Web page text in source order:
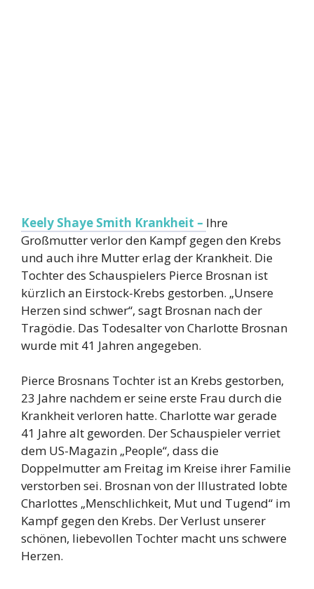
Keely Shaye Smith Krankheit – Ihre
Großmutter verlor den Kampf gegen den Krebs
und auch ihre Mutter erlag der Krankheit. Die
Tochter des Schauspielers Pierce Brosnan ist
kürzlich an Eirstock-Krebs gestorben. „Unsere
Herzen sind schwer“, sagt Brosnan nach der
Tragödie. Das Todesalter von Charlotte Brosnan
wurde mit 41 Jahren angegeben.
Pierce Brosnans Tochter ist an Krebs gestorben,
23 Jahre nachdem er seine erste Frau durch die
Krankheit verloren hatte. Charlotte war gerade
41 Jahre alt geworden. Der Schauspieler verriet
dem US-Magazin „People“, dass die
Doppelmutter am Freitag im Kreise ihrer Familie
verstorben sei. Brosnan von der Illustrated lobte
Charlottes „Menschlichkeit, Mut und Tugend“ im
Kampf gegen den Krebs. Der Verlust unserer
schönen, liebevollen Tochter macht uns schwere
Herzen.